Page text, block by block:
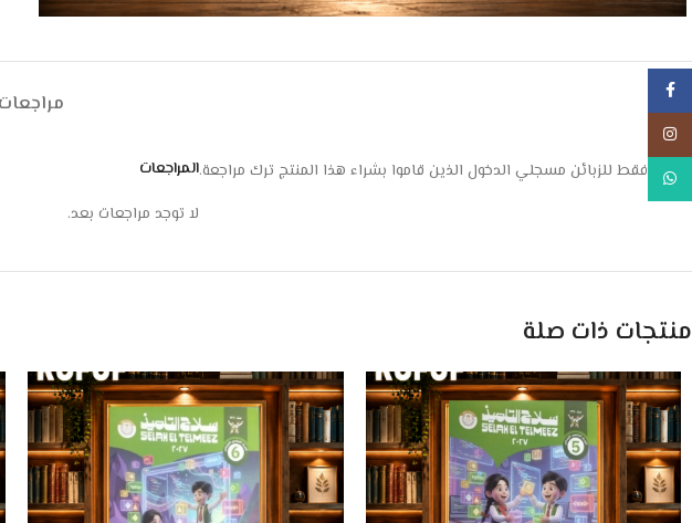
مراجعات
المراجعات
لا توجد مراجعات بعد.
يسمح فقط للزبائن مسجلي الدخول الذين قاموا بشراء هذا المنتج ترك مراجعة.
منتجات ذات صلة
WhatsApp